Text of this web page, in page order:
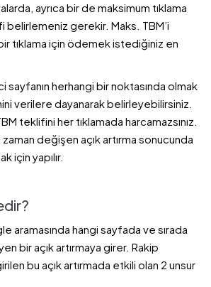
ayrıca bir de maksimum tıklama
belirlemeniz gerekir. Maks. TBM’i
bir tıklama için ödemek istediğiniz en
sayfanın herhangi bir noktasında olmak
verilere dayanarak belirleyebilirsiniz.
teklifini her tıklamada harcamazsınız.
değişen açık artırma sonucunda
için yapılır.
aramasında hangi sayfada ve sırada
bir açık artırmaya girer. Rakip
bu açık artırmada etkili olan 2 unsur